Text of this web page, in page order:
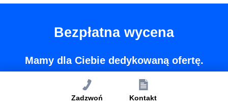
Bezpłatna wycena
Mamy dla Ciebie dedykowaną ofertę.
Zadzwoń Kontakt